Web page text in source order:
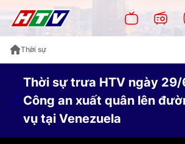
Thời sự
Thời sự trưa HTV ngày
Công an xuất quân lên
vụ tại Venezuela